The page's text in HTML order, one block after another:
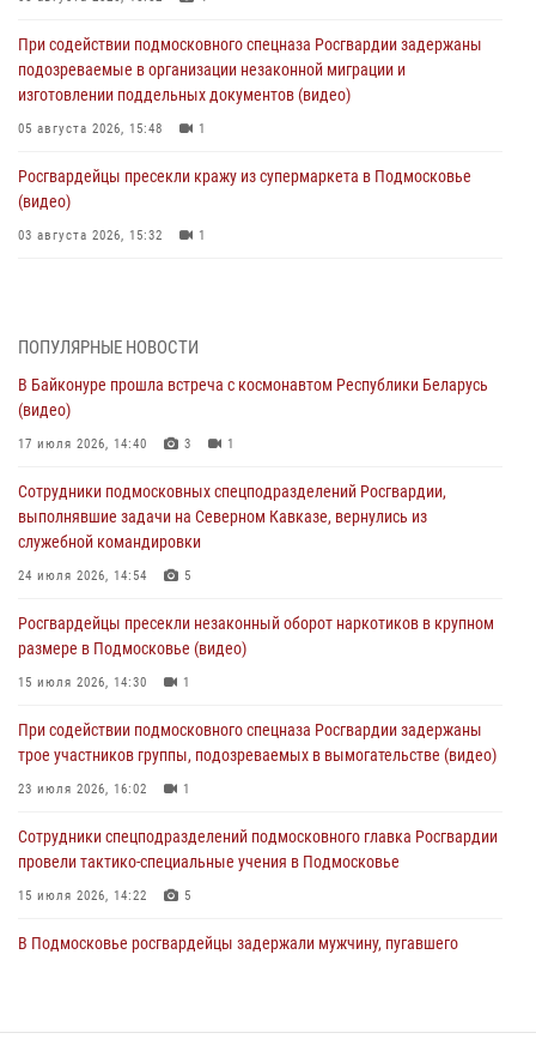
При содействии подмосковного спецназа Росгвардии задержаны
подозреваемые в организации незаконной миграции и
изготовлении поддельных документов (видео)
05 августа 2026, 15:48 1
Росгвардейцы пресекли кражу из супермаркета в Подмосковье
(видео)
03 августа 2026, 15:32 1
03 августа 2026, 15:08 1
В Подмосковье отметили годовщину со Дня образования ОМОН
«Пересвет»
02 августа 2026, 18:01
Офицер подмосковного главка Росгвардии стал гостем эфира
«Радио 1»
01 августа 2026, 17:57
крупную сумму в Подмосковье
31 июля 2026, 13:00
действиях в Подмосковье (видео)
31 июля 2026, 09:00
ПОПУЛЯРНЫЕ НОВОСТИ
В Байконуре прошла встреча с космонавтом Республики Беларусь
(видео)
17 июля 2026, 14:40 3 1
Сотрудники подмосковных спецподразделений Росгвардии,
выполнявшие задачи на Северном Кавказе, вернулись из
служебной командировки
24 июля 2026, 14:54 5
Росгвардейцы пресекли незаконный оборот наркотиков в крупном
размере в Подмосковье (видео)
15 июля 2026, 14:30 1
При содействии подмосковного спецназа Росгвардии задержаны
трое участников группы, подозреваемых в вымогательстве (видео)
23 июля 2026, 16:02 1
Сотрудники спецподразделений подмосковного главка Росгвардии
провели тактико-специальные учения в Подмосковье
15 июля 2026, 14:22 5
В Подмосковье росгвардейцы задержали мужчину, пугавшего